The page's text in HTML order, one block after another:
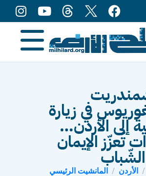
في زيارة
إلى الأردن…
تُعزّز الإيمان
الأردن
المانشيت الرئيسي